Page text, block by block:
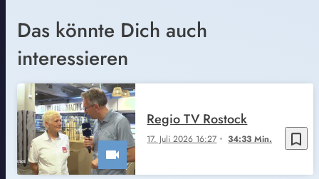
Das könnte Dich auch
interessieren
bookmark_border
17. Juli 2026 16:27 34:33 Min.
Regio TV Rostock